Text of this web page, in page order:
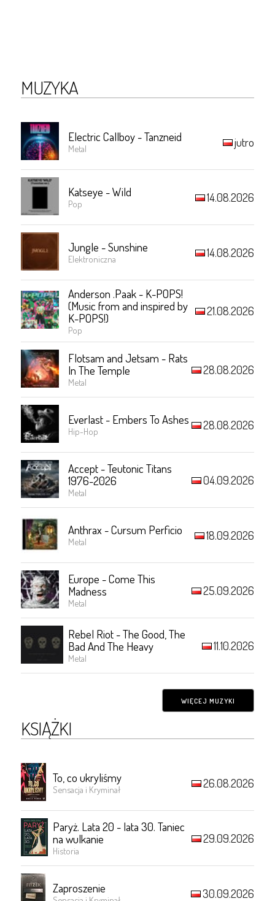
MUZYKA
Electric Callboy - Tanzneid
Metal jutro
Katseye - Wild
Pop 14.08.2026
Jungle - Sunshine
Elektroniczna 14.08.2026
Anderson .Paak - K-POPS!
(Music from and inspired by
K-POPS!)
Pop
21.08.2026
Flotsam and Jetsam - Rats
In The Temple
Metal
28.08.2026
Everlast - Embers To Ashes
Hip-Hop 28.08.2026
Accept - Teutonic Titans
1976-2026
Metal
04.09.2026
Anthrax - Cursum Perficio
Metal 18.09.2026
Europe - Come This
Madness
Metal
25.09.2026
Rebel Riot - The Good, The
Bad And The Heavy
Metal
11.10.2026
WIĘCEJ MUZYKI
KSIĄŻKI
To, co ukryliśmy
Sensacja i Kryminał 26.08.2026
Paryż. Lata 20 - lata 30. Taniec
na wulkanie
Historia
29.09.2026
Zaproszenie 30.09.2026